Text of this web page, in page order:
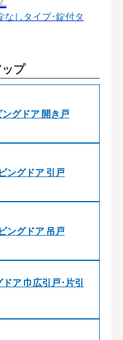
なしタイプ･錠付タ
プ
グドア 開き戸
ングドア 引戸
ングドア 吊戸
ア 巾広引戸･片引